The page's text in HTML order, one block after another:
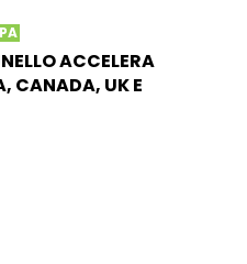
ACCELERA
CANADA, UK E